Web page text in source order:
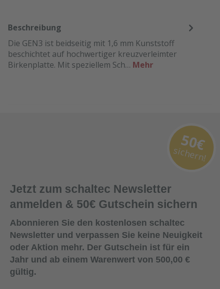
Beschreibung
Die GEN3 ist beidseitig mit 1,6 mm Kunststoff
beschichtet auf hochwertiger kreuzverleimter
Birkenplatte. Mit speziellem Sch… Mehr
Jetzt zum schaltec Newsletter
anmelden & 50€ Gutschein sichern
Abonnieren Sie den kostenlosen schaltec
Newsletter und verpassen Sie keine Neuigkeit
oder Aktion mehr. Der Gutschein ist für ein
Jahr und ab einem Warenwert von 500,00 €
gültig.
50€
sichern!